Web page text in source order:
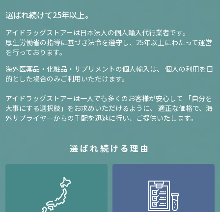
選ばれ続けて25年以上。
アイドラッグストアーは日本法人の個人輸入代行業者です。
厚生労働省の指導に基づき法令を遵守し、 25年以上にわたって運営
を行っております。
海外医薬品・化粧品・サプリメントの個人輸入は、
個人の利用を目
的とした場合のみご利用いただけます。
アイドラッグストアーは一人でも多くのお客様が安心して
「自分を
大事にする選択肢」をお求めいただけるように、
適正な価格で、海
外サプライヤーからの手配を迅速に行い、ご提供いたします。
選ばれ続ける理由